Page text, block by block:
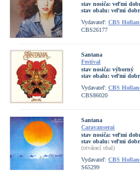
stav nosiča: veľmi
stav obalu: veľmi
Vydavateľ: CBS
CBS26177
Santana
Festival
stav nosiča: výborný
stav obalu: veľmi
Vydavateľ: CBS
CBS86020
Santana
Caravanserai
stav nosiča: veľmi
stav obalu: veľmi
(otvárací obal)
Vydavateľ: CBS
S65299